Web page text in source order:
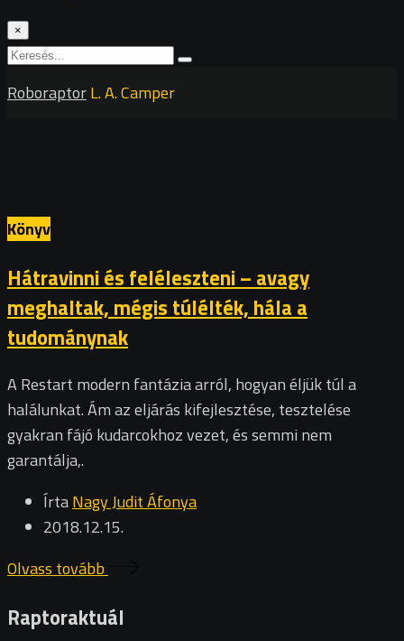
×
RoboraptorL. A. Camper
Könyv
Hátravinni és feléleszteni – avagy
meghaltak, mégis túlélték, hála a
tudománynak
A Restart modern fantázia arról, hogyan éljük túl a
halálunkat. Ám az eljárás kifejlesztése, tesztelése
gyakran fájó kudarcokhoz vezet, és semmi nem
garantálja,.
ÍrtaNagy Judit Áfonya
2018.12.15.
Olvass tovább
Raptoraktuál